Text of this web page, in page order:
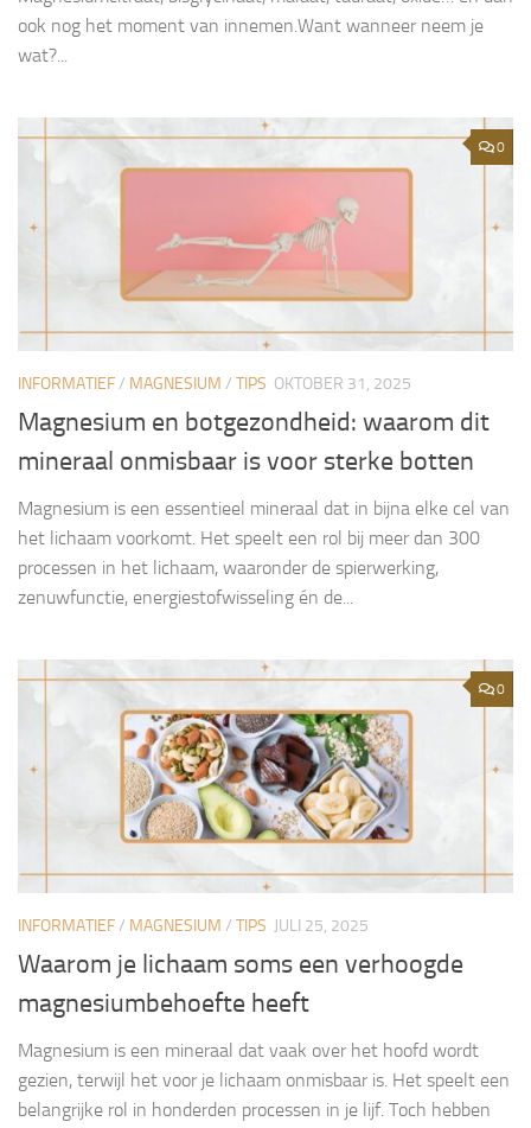
ook nog het moment van innemen.Want wanneer neem je
wat?...
0
INFORMATIEF/ MAGNESIUM / TIPS OKTOBER 31, 2025
Magnesium en botgezondheid: waarom dit
mineraal onmisbaar is voor sterke botten
Magnesium is een essentieel mineraal dat in bijna elke cel van
het lichaam voorkomt. Het speelt een rol bij meer dan 300
processen in het lichaam, waaronder de spierwerking,
zenuwfunctie, energiestofwisseling én de...
0
INFORMATIEF/ MAGNESIUM / TIPS JULI 25, 2025
Waarom je lichaam soms een verhoogde
magnesiumbehoefte heeft
Magnesium is een mineraal dat vaak over het hoofd wordt
gezien, terwijl het voor je lichaam onmisbaar is. Het speelt een
belangrijke rol in honderden processen in je lijf. Toch hebben